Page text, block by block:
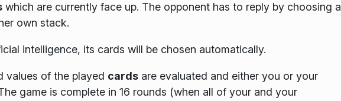
which are currently face up. The opponent has to reply by choosing a
own stack.
intelligence, its cards will be chosen automatically.
values of the played cardsare evaluated and either you or your
game is complete in 16 rounds (when all of your and your